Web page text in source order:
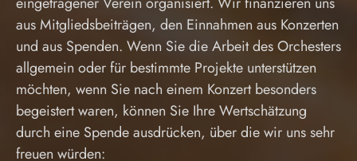
aus Mitgliedsbeiträgen, den Einnahmen aus Konzerten
und aus Spenden. Wenn Sie die Arbeit des Orchesters
allgemein oder für bestimmte Projekte unterstützen
möchten, wenn Sie nach einem Konzert besonders
begeistert waren, können Sie Ihre Wertschätzung
durch eine Spende ausdrücken, über die wir uns sehr
freuen würden: